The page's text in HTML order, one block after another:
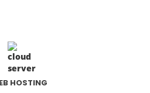
HOSTING